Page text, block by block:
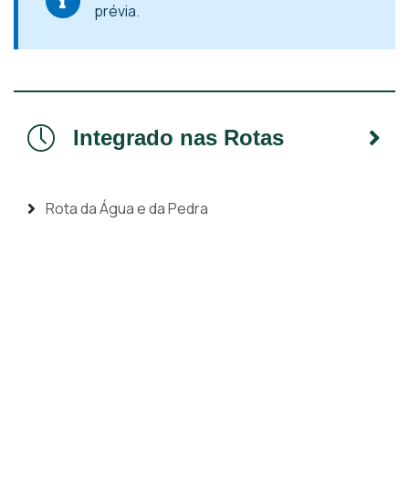
prévia.
Integrado nas Rotas
Rota da Água e da Pedra